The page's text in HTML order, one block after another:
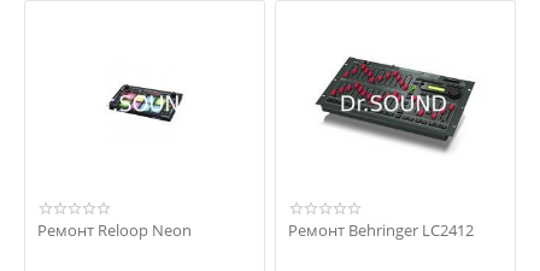
Ремонт Reloop Neon Ремонт Behringer LC2412